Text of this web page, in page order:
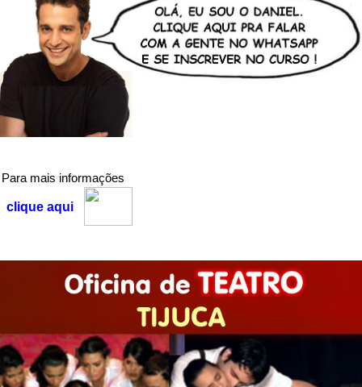
Para mais informações
clique aqui